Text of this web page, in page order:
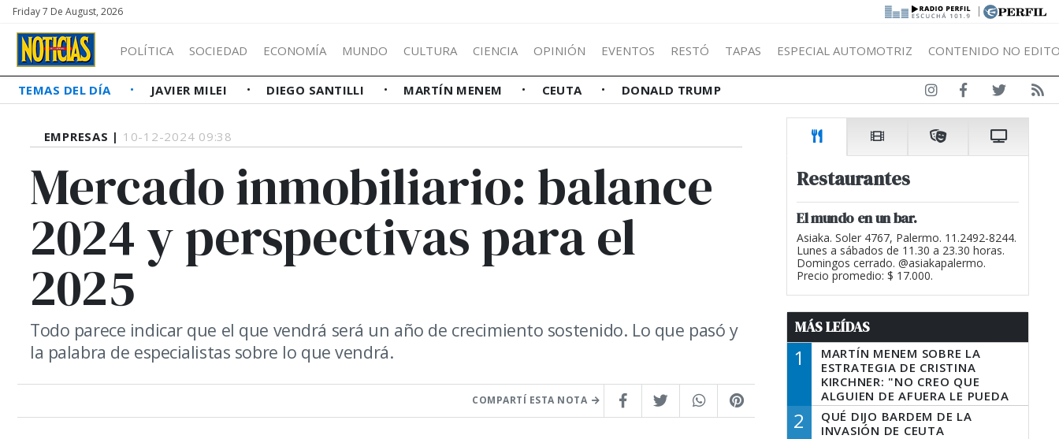
Friday 7 De August, 2026 |
POLÍTICA SOCIEDAD ECONOMÍA MUNDO CULTURA CIENCIA OPINIÓN EVENTOS RESTÓ TAPAS ESPECIAL AUTOMOTRIZ CONTENIDO NO
TEMAS DEL DÍA JAVIER MILEI DIEGO SANTILLI MARTÍN MENEM CEUTA DONALD TRUMP
EMPRESAS | 10-12-2024 09:38
Mercado inmobiliario: balance
2024 y perspectivas para el
2025
Todo parece indicar que el que vendrá será un año de crecimiento sostenido. Lo que pasó y
la palabra de especialistas sobre lo que vendrá.
COMPARTÍ ESTA NOTA
Restaurantes
El mundo en un bar.
Asiaka. Soler 4767, Palermo. 11.2492-8244.
Lunes a sábados de 11.30 a 23.30 horas.
Domingos cerrado. @asiakapalermo.
Precio promedio: $ 17.000.
MÁS LEÍDAS
1
MARTÍN MENEM SOBRE LA
ESTRATEGIA DE CRISTINA
KIRCHNER: "NO CREO QUE
ALGUIEN DE AFUERA LE PUEDA
DECIR A LA JUSTICIA LO QUE
TIENE QUE HACER"
2
QUÉ DIJO BARDEM DE LA
INVASIÓN DE CEUTA